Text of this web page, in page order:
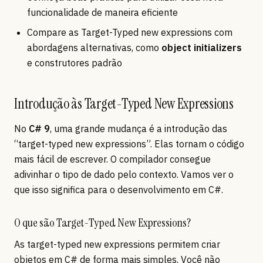
funcionalidade de maneira eficiente
Compare as Target-Typed new expressions com
abordagens alternativas, como object initializers
e construtores padrão
Introdução às Target-Typed New Expressions
No C# 9, uma grande mudança é a introdução das
“target-typed new expressions”. Elas tornam o código
mais fácil de escrever. O compilador consegue
adivinhar o tipo de dado pelo contexto. Vamos ver o
que isso significa para o desenvolvimento em C#.
O que são Target-Typed New Expressions?
As target-typed new expressions permitem criar
objetos em C# de forma mais simples. Você não